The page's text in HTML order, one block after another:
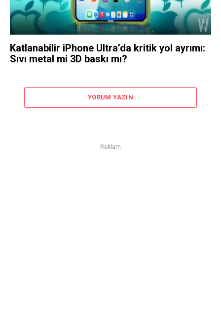
Katlanabilir iPhone Ultra’da kritik yol ayrımı:
Sıvı metal mi 3D baskı mı?
YORUM YAZIN
Reklam